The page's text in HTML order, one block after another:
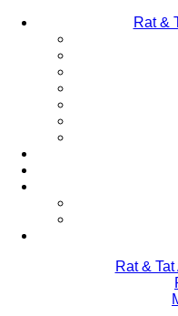
Rat &
Rat &